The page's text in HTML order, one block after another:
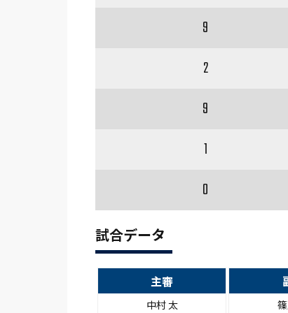
9
2
9
1
0
試合データ
主審
中村 太